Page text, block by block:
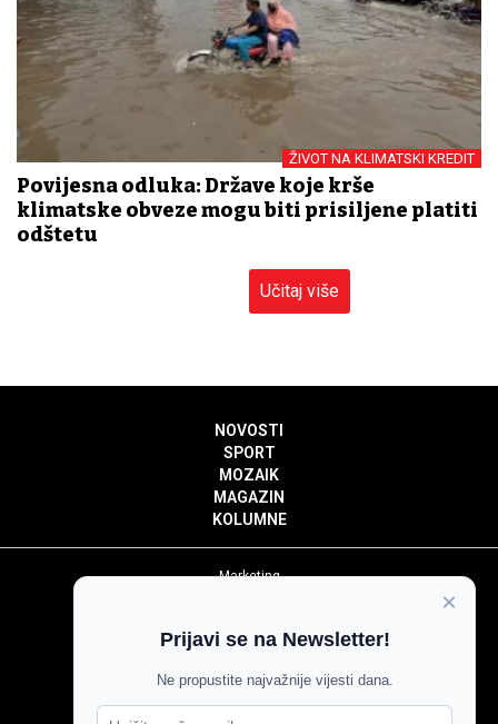
ŽIVOT NA KLIMATSKI KREDIT
Povijesna odluka: Države koje krše
klimatske obveze mogu biti prisiljene platiti
odštetu
Učitaj više
NOVOSTI
SPORT
MOZAIK
MAGAZIN
KOLUMNE
Marketing
Impressum
Pravila komentiranja
Agroglas
×
Prijavi se na Newsletter!
Ne propustite najvažnije vijesti dana.